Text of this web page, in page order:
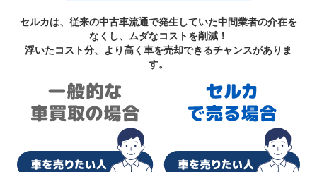
セルカは、従来の中古車流通で発生していた中間業者の介在を
なくし、ムダなコストを削減！
浮いたコスト分、より高く車を売却できるチャンスがありま
す。